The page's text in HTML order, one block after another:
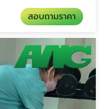
สอบถามราคา